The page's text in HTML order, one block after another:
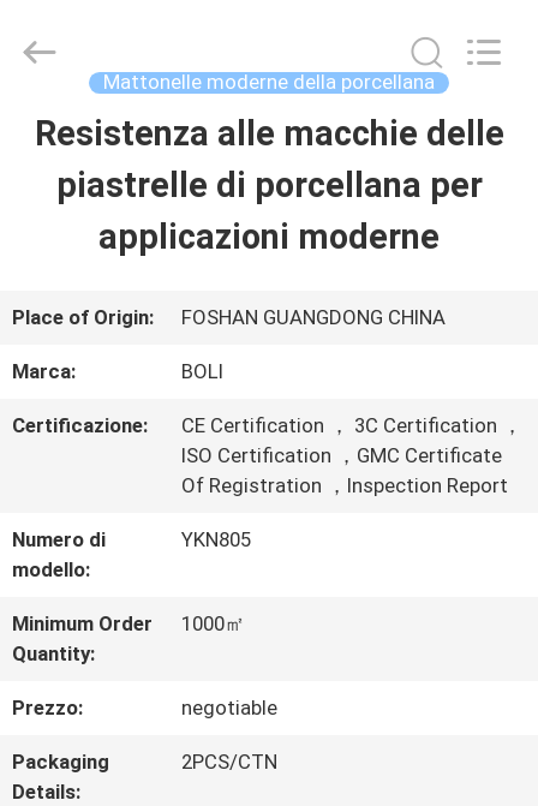
CASA.
PRODOTTI
VIDEO
VISITA
ALLA
FABBRICA
CONTROLLO
DELLA
BOLI
Mattonelle moderne della porcellana
Resistenza alle macchie delle
piastrelle di porcellana per
applicazioni moderne
Place of Origin: FOSHAN GUANGDONG CHINA
Marca: BOLI
Certificazione:
CE Certification ， 3C Certification ，
ISO Certification ，GMC Certificate
Of Registration ，Inspection Report
Numero di
modello:
YKN805
Minimum Order
Quantity:
1000㎡
Prezzo: negotiable
Packaging
Details:
2PCS/CTN